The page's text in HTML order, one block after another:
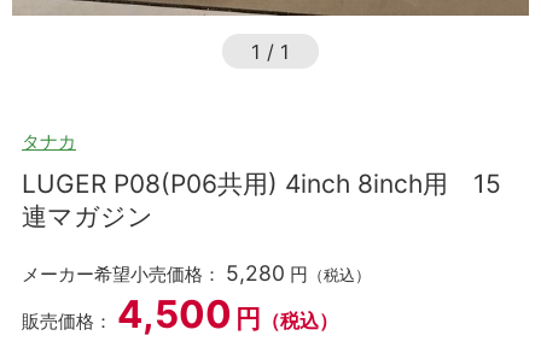
1 / 1
タナカ
LUGER P08(P06共用) 4inch 8inch用 15
連マガジン
メーカー希望小売価格： 5,280 円 （税込）
販売価格： 4,500 円 （税込）